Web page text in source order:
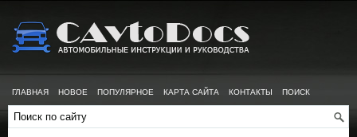
ГЛАВНАЯ НОВОЕ ПОПУЛЯРНОЕ КАРТА САЙТА КОНТАКТЫ ПОИСК